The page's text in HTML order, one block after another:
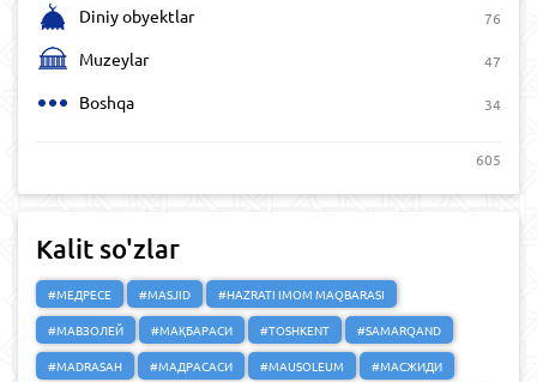
Diniy obyektlar 76
Muzeylar 47
Boshqa 34
605
Kalit so'zlar
#МЕДРЕСЕ #MASJID
#HAZRATI IMOM MAQBARASI
#МАВЗОЛЕЙ
#МАҚБАРАСИ #TOSHKENT
#SAMARQAND
#MADRASAH
#МАДРАСАСИ #MAUSOLEUM
#МАСЖИДИ